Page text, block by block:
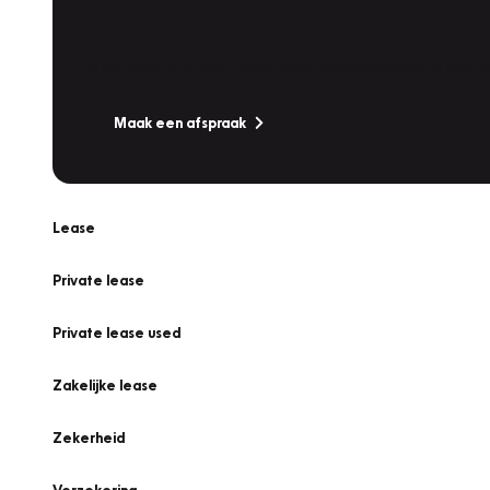
Maak een afspraak
Lease
Private lease
Private lease used
Zakelijke lease
Zekerheid